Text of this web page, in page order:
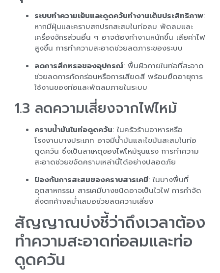
ระบบทำความเย็นและดูดควันทำงานเต็มประสิทธิภาพ:
หากมีฝุ่นและคราบสกปรกสะสมในท่อลม พัดลมและ
เครื่องจักรส่วนอื่น ๆ อาจต้องทำงานหนักขึ้น เสียค่าไฟ
สูงขึ้น การทำความสะอาดช่วยลดภาระของระบบ
ลดการสึกหรอของอุปกรณ์: พื้นผิวภายในท่อที่สะอาด
ช่วยลดการกัดกร่อนหรือการเสียดสี พร้อมยืดอายุการ
ใช้งานของท่อและพัดลมภายในระบบ
1.3 ลดความเสี่ยงจากไฟไหม้
คราบน้ำมันในท่อดูดควัน: ในครัวร้านอาหารหรือ
โรงงานบางประเภท อาจมีน้ำมันและไขมันสะสมในท่อ
ดูดควัน ซึ่งเป็นสาเหตุของไฟไหม้รุนแรง การทำความ
สะอาดช่วยขจัดคราบเหล่านี้ได้อย่างปลอดภัย
ป้องกันการสะสมของคราบสารเคมี: ในบางพื้นที่
อุตสาหกรรม สารเคมีบางชนิดอาจเป็นไวไฟ การกำจัด
สิ่งตกค้างสม่ำเสมอช่วยลดความเสี่ยง
สัญญาณบ่งชี้ว่าถึงเวลาต้อง
ทำความสะอาดท่อลมและท่อ
ดูดควัน